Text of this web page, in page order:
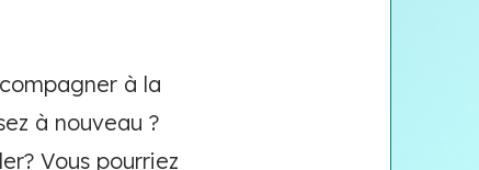
à la
à nouveau ?
Vous pourriez